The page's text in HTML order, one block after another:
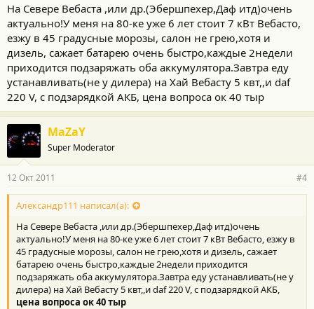
На Севере Вебаста ,или др.(Эбершпехер,Даф итд)очень
актуально!У меня на 80-ке уже 6 лет стоит 7 кВт Вебасто,
езжу в 45 градусные морозы, салон не грею,хотя и
дизель, сажает батарею очень быстро,каждые 2недели
приходится подзаряжать оба аккумулятора.Завтра еду
устанавливать(не у дилера) на Хай Вебасту 5 квт,,и daf
220 V, с подзарядкой АКБ, цена вопроса ок 40 тыр
MaZaY
Super Moderator
12 Окт 2011 #4
Александр111 написал(а):
На Севере Вебаста ,или др.(Эбершпехер,Даф итд)очень
актуально!У меня на 80-ке уже 6 лет стоит 7 кВт Вебасто, езжу в
45 градусные морозы, салон не грею,хотя и дизель, сажает
батарею очень быстро,каждые 2недели приходится
подзаряжать оба аккумулятора.Завтра еду устанавливать(не у
дилера) на Хай Вебасту 5 квт,,и daf 220 V, с подзарядкой АКБ,
цена вопроса ок 40 тыр